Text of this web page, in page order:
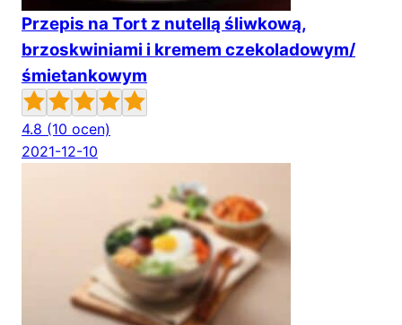
Przepis na Tort z nutellą śliwkową,
brzoskwiniami i kremem czekoladowym/
śmietankowym
4.8 (10 ocen)
2021-12-10